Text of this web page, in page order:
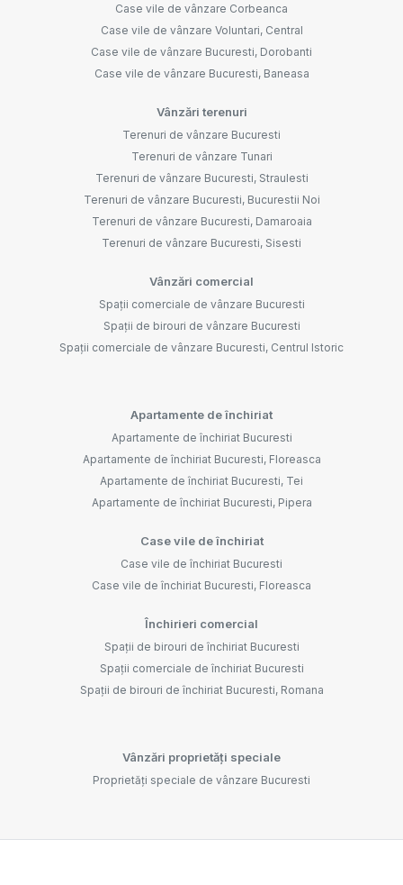
Case vile de vânzare Corbeanca
Case vile de vânzare Voluntari, Central
Case vile de vânzare Bucuresti, Dorobanti
Case vile de vânzare Bucuresti, Baneasa
Vânzări terenuri
Terenuri de vânzare Bucuresti
Terenuri de vânzare Tunari
Terenuri de vânzare Bucuresti, Straulesti
Terenuri de vânzare Bucuresti, Bucurestii Noi
Terenuri de vânzare Bucuresti, Damaroaia
Terenuri de vânzare Bucuresti, Sisesti
Vânzări comercial
Spații comerciale de vânzare Bucuresti
Spații de birouri de vânzare Bucuresti
Spații comerciale de vânzare Bucuresti, Centrul Istoric
Apartamente de închiriat
Apartamente de închiriat Bucuresti
Apartamente de închiriat Bucuresti, Floreasca
Apartamente de închiriat Bucuresti, Tei
Apartamente de închiriat Bucuresti, Pipera
Case vile de închiriat
Case vile de închiriat Bucuresti
Case vile de închiriat Bucuresti, Floreasca
Închirieri comercial
Spații de birouri de închiriat Bucuresti
Spații comerciale de închiriat Bucuresti
Spații de birouri de închiriat Bucuresti, Romana
Vânzări proprietăți speciale
Proprietăți speciale de vânzare Bucuresti